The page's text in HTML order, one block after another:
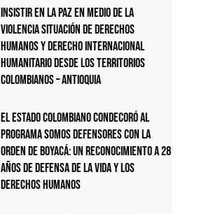
Insistir en la paz en medio de la
violencia Situación de derechos
humanos y derecho internacional
humanitario desde los territorios
colombianos – Antioquia
El Estado colombiano condecoró al
Programa Somos Defensores con la
Orden de Boyacá: un reconocimiento a 28
años de defensa de la vida y los
derechos humanos